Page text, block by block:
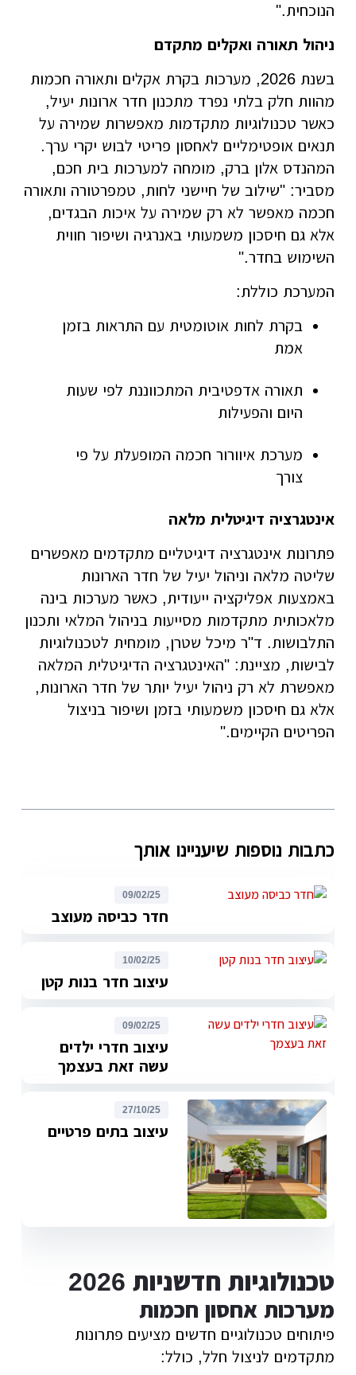
הנוכחית."
ניהול תאורה ואקלים מתקדם
בשנת 2026, מערכות בקרת אקלים ותאורה חכמות
מהוות חלק בלתי נפרד מתכנון חדר ארונות יעיל,
כאשר טכנולוגיות מתקדמות מאפשרות שמירה על
תנאים אופטימליים לאחסון פריטי לבוש יקרי ערך.
המהנדס אלון ברק, מומחה למערכות בית חכם,
מסביר: "שילוב של חיישני לחות, טמפרטורה ותאורה
חכמה מאפשר לא רק שמירה על איכות הבגדים,
אלא גם חיסכון משמעותי באנרגיה ושיפור חווית
השימוש בחדר."
המערכת כוללת:
בקרת לחות אוטומטית עם התראות בזמן
אמת
תאורה אדפטיבית המתכווננת לפי שעות
היום והפעילות
מערכת איוורור חכמה המופעלת על פי
צורך
אינטגרציה דיגיטלית מלאה
פתרונות אינטגרציה דיגיטליים מתקדמים מאפשרים
שליטה מלאה וניהול יעיל של חדר הארונות
באמצעות אפליקציה ייעודית, כאשר מערכות בינה
מלאכותית מתקדמות מסייעות בניהול המלאי ותכנון
התלבושות. ד"ר מיכל שטרן, מומחית לטכנולוגיות
לבישות, מציינת: "האינטגרציה הדיגיטלית המלאה
מאפשרת לא רק ניהול יעיל יותר של חדר הארונות,
אלא גם חיסכון משמעותי בזמן ושיפור בניצול
הפריטים הקיימים."
כתבות נוספות שיעניינו אותך
09/02/25
חדר כביסה מעוצב
10/02/25
עיצוב חדר בנות קטן
09/02/25
עיצוב חדרי ילדים
עשה זאת בעצמך
27/10/25
עיצוב בתים פרטיים
טכנולוגיות חדשניות 2026
מערכות אחסון חכמות
פיתוחים טכנולוגיים חדשים מציעים פתרונות
מתקדמים לניצול חלל, כולל: